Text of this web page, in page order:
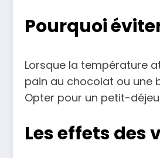
Pourquoi
Lorsque la température
pain au chocolat ou une
Opter pour un petit-
Les effets des